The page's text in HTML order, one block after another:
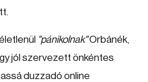
"pánikolnak"Orbánék,
jól szervezett önkéntes
duzzadó online